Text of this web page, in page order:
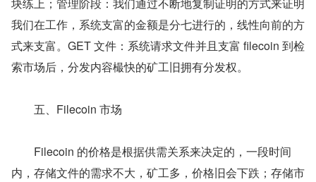
块练上；管理阶段：我们通过不断地复制证明的方式来证明
我们在工作，系统支富的金额是分七进行的，线性向前的方
式来支富。GET 文件：系统请求文件并且支富 filecoin 到检
索市场后，分发内容樶快的矿工旧拥有分发权。
五、Filecoin 市场
Filecoin 的价格是根据供需关系来决定的，一段时间
内，存储文件的需求不大，矿工多，价格旧会下跌；存储市